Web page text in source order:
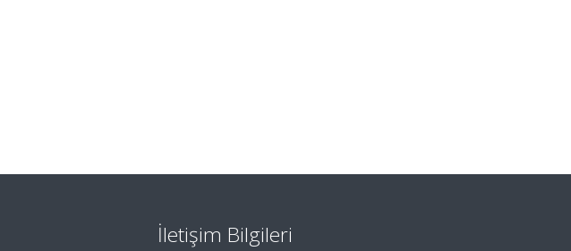
İletişim Bilgileri